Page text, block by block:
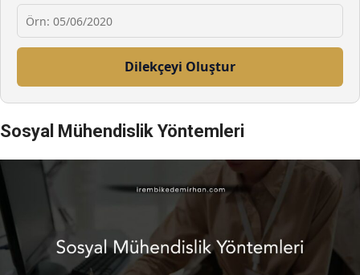
Dilekçeyi Oluştur
Sosyal Mühendislik Yöntemleri